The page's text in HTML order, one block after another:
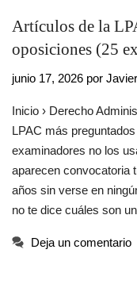
Artículos de la
oposiciones (25
junio 17, 2026 por Javier
Inicio › Derecho
LPAC más
examinadores no los
aparecen convocatoria
años sin verse en
no te dice cuáles son
Deja un comentario